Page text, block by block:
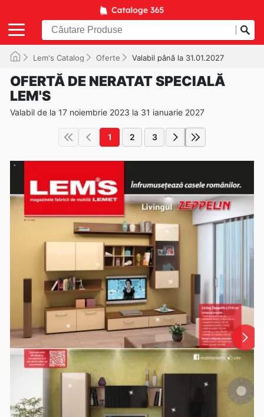
Lem's Catalog Oferte Valabil până la 31.01.2027
OFERTĂ DE NERATAT SPECIALĂ
LEM'S
Valabil de la 17 noiembrie 2023 la 31 ianuarie 2027
1 2 3